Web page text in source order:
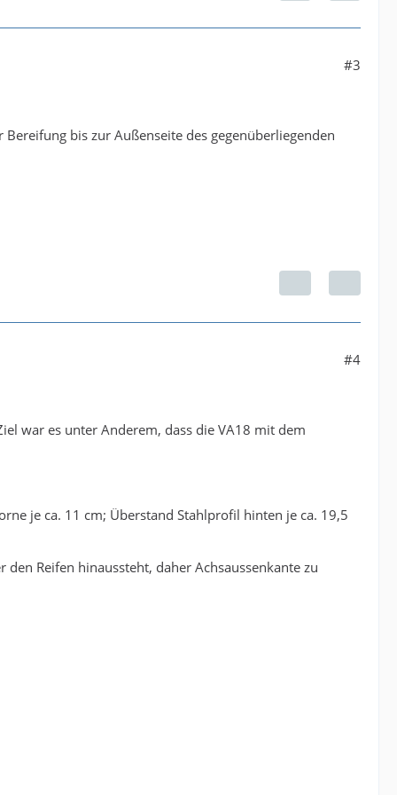
#3
bis zur Außenseite des gegenüberliegenden
#4
war es unter Anderem, dass die VA18 mit dem
je ca. 11 cm; Überstand Stahlprofil hinten je ca. 19,5
Reifen hinaussteht, daher Achsaussenkante zu